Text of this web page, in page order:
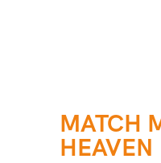
MATCH
HEAVEN